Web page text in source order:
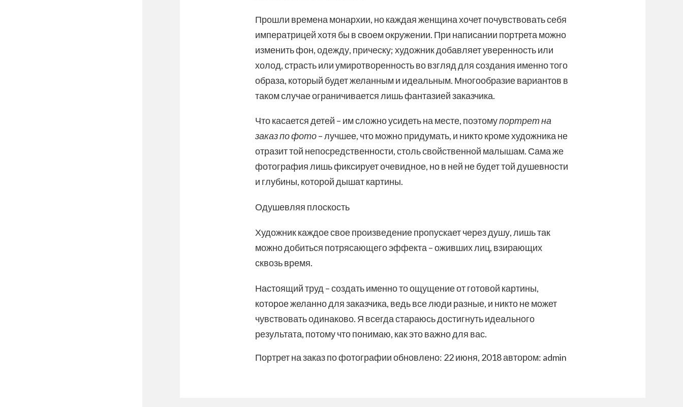
Прошли времена монархии, но каждая женщина хочет почувствовать себя
императрицей хотя бы в своем окружении. При написании портрета можно
изменить фон, одежду, прическу; художник добавляет уверенность или
холод, страсть или умиротворенность во взгляд для создания именно того
образа, который будет желанным и идеальным. Многообразие вариантов в
таком случае ограничивается лишь фантазией заказчика.
Что касается детей – им сложно усидеть на месте, поэтомупортрет на
заказ по фото– лучшее, что можно придумать, и никто кроме художника не
отразит той непосредственности, столь свойственной малышам. Сама же
фотография лишь фиксирует очевидное, но в ней не будет той душевности
и глубины, которой дышат картины.
Одушевляя плоскость
Художник каждое свое произведение пропускает через душу, лишь так
можно добиться потрясающего эффекта – оживших лиц, взирающих
сквозь время.
Настоящий труд – создать именно то ощущение от готовой картины,
которое желанно для заказчика, ведь все люди разные, и никто не может
чувствовать одинаково. Я всегда стараюсь достигнуть идеального
результата, потому что понимаю, как это важно для вас.
Портрет на заказ по фотографииобновлено: 22 июня, 2018автором: admin